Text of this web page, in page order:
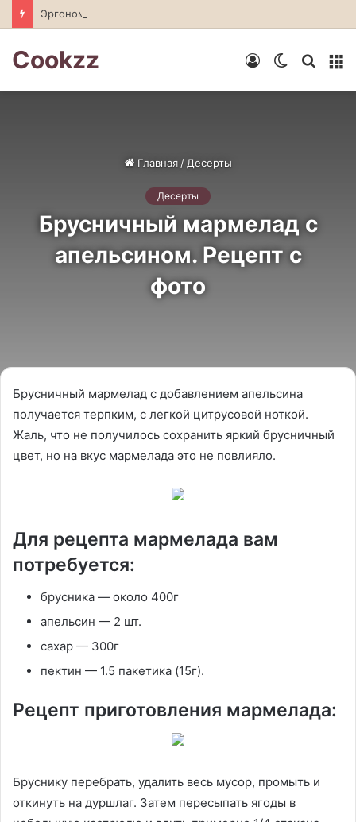
Cookzz
Switch
Войти
Главная / Десерты
Десерты
Брусничный мармелад с
апельсином. Рецепт с
фото
Брусничный мармелад с добавлением апельсина
получается терпким, с легкой цитрусовой ноткой.
Жаль, что не получилось сохранить яркий брусничный
цвет, но на вкус мармелада это не повлияло.
Для рецепта мармелада вам
потребуется:
брусника — около 400г
апельсин — 2 шт.
сахар — 300г
пектин — 1.5 пакетика (15г).
Рецепт приготовления мармелада:
Бруснику перебрать, удалить весь мусор, промыть и
откинуть на дуршлаг. Затем пересыпать ягоды в